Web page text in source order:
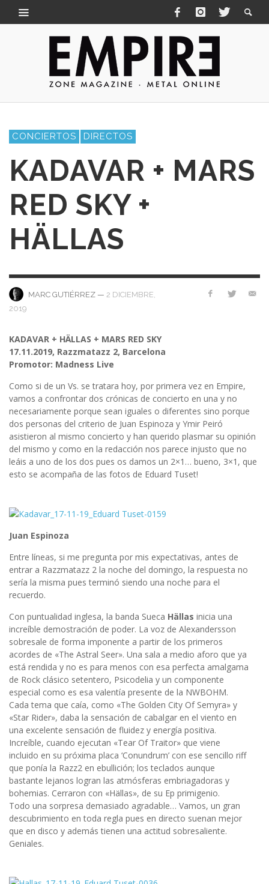
CONCIERTOS DIRECTOS
KADAVAR + MARS
RED SKY +
HÄLLAS
MARC GUTIÉRREZ — 2 DICIEMBRE,
2019
KADAVAR + HÄLLAS + MARS RED SKY
17.11.2019, Razzmatazz 2, Barcelona
Promotor: Madness Live
Como si de un Vs. se tratara hoy, por primera vez en Empire,
vamos a confrontar dos crónicas de concierto en una y no
necesariamente porque sean iguales o diferentes sino porque
dos personas del criterio de Juan Espinoza y Ymir Peiró
asistieron al mismo concierto y han querido plasmar su opinión
del mismo y como en la redacción nos parece injusto que no
leáis a uno de los dos pues os damos un 2×1… bueno, 3×1, que
esto se acompaña de las fotos de Eduard Tuset!
Juan Espinoza
Entre líneas, si me pregunta por mis expectativas, antes de
entrar a Razzmatazz 2 la noche del domingo, la respuesta no
sería la misma pues terminó siendo una noche para el
recuerdo.
Con puntualidad inglesa, la banda Sueca Hällas inicia una
increíble demostración de poder. La voz de Alexandersson
sobresale de forma imponente a partir de los primeros
acordes de «The Astral Seer». Una sala a medio aforo que ya
está rendida y no es para menos con esa perfecta amalgama
de Rock clásico setentero, Psicodelia y un componente
especial como es esa valentía presente de la NWBOHM.
Cada tema que caía, como «The Golden City Of Semyra» y
«Star Rider», daba la sensación de cabalgar en el viento en
una excelente sensación de fluidez y energía positiva.
Increíble, cuando ejecutan «Tear Of Traitor» que viene
incluido en su próxima placa ‘Conundrum’ con ese sencillo riff
que ponía la Razz2 en ebullición; los teclados aunque
bastante lejanos logran las atmósferas embriagadoras y
bohemias. Cerraron con «Hällas», de su Ep primigenio.
Todo una sorpresa demasiado agradable… Vamos, un gran
descubrimiento en toda regla pues en directo suenan mejor
que en disco y además tienen una actitud sobresaliente.
Geniales.